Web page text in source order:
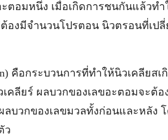
อมหนึ่ง เมื่อเกิดการชนกันแล้วทำ
องมีจำนวนโปรตอน นิวตรอนที่เป
คือกระบวนการที่ทำให้นิวเคลียสเ
คลียร์ ผลบวกของเลขอะตอมจะต้อ
บวกของเลขมวลทั้งก่อนและหลัง
ว